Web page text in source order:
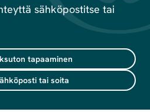
sähköpostitse tai
tapaaminen
tai soita